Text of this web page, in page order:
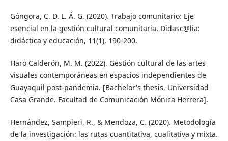
Góngora, C. D. L. Á. G. (2020). Trabajo comunitario: Eje
esencial en la gestión cultural comunitaria. Didasc@lia:
didáctica y educación, 11(1), 190-200.
Haro Calderón, M. M. (2022). Gestión cultural de las artes
visuales contemporáneas en espacios independientes de
Guayaquil post-pandemia. [Bachelor's thesis, Universidad
Casa Grande. Facultad de Comunicación Mónica Herrera].
Hernández, Sampieri, R., & Mendoza, C. (2020). Metodología
de la investigación: las rutas cuantitativa, cualitativa y mixta.